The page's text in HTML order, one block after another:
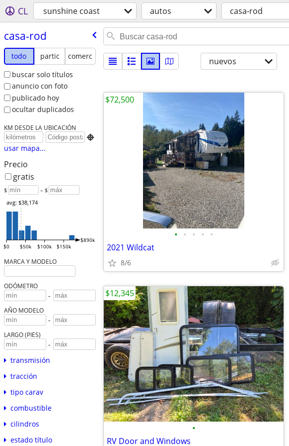
CL sunshine coast autos casa-rod
casa-rod
todo partic
comerc
buscar solo títulos
anuncio con foto
publicado hoy
ocultar duplicados
KM DESDE LA UBICACIÓN

usar mapa...
Precio
gratis
$ – $
$0 $50k $100k $150k
$890k
avg: $38,174
MARCA Y MODELO
ODÓMETRO
-
AÑO MODELO
-
LARGO (PIES)
-
transmisión
tracción
tipo carav
combustible
cilindros
estado título
nuevos
• • • • •
2021 Wildcat
8/6
$72,500
•
RV Door and Windows
$12,345